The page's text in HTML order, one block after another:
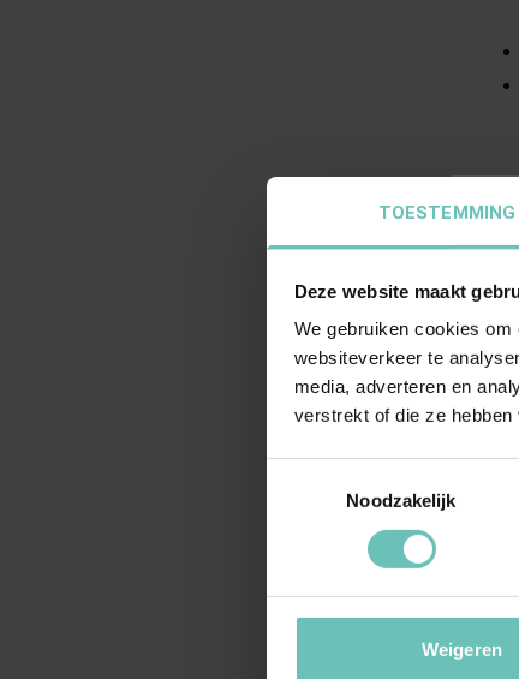
TOESTEMMING
Deze website maakt
We gebruiken cookies
websiteverkeer te
media, adverteren en
verstrekt of die ze
Noodzakelijk
Weigeren